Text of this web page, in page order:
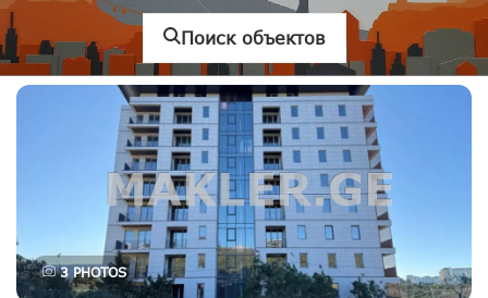
Поиск объектов
3 PHOTOS